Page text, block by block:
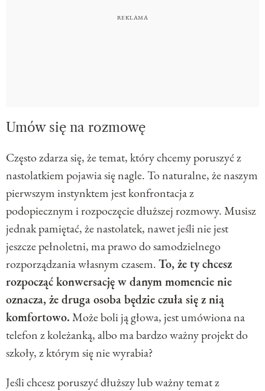
Umów się na rozmowę
Często zdarza się, że temat, który chcemy poruszyć z
nastolatkiem pojawia się nagle. To naturalne, że naszym
pierwszym instynktem jest konfrontacja z
podopiecznym i rozpoczęcie dłuższej rozmowy. Musisz
jednak pamiętać, że nastolatek, nawet jeśli nie jest
jeszcze pełnoletni, ma prawo do samodzielnego
rozporządzania własnym czasem.To, że ty chcesz
rozpocząć konwersację w danym momencie nie
oznacza, że druga osoba będzie czuła się z nią
komfortowo.Może boli ją głowa, jest umówiona na
telefon z koleżanką, albo ma bardzo ważny projekt do
szkoły, z którym się nie wyrabia?
Jeśli chcesz poruszyć dłuższy lub ważny temat z